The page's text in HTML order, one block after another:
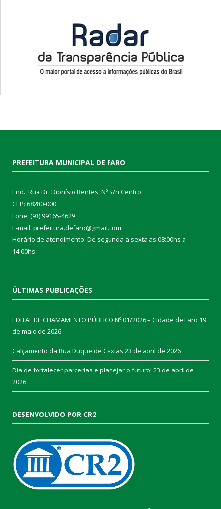
PREFEITURA MUNICIPAL DE FARO
End.: Rua Dr. Dionísio Bentes, Nº S/n Centro
CEP: 68280-000
Fone: (93) 99165-4629
E-mail: prefeitura.defaro@gmail.com
Horário de atendimento: De segunda a sexta as 08:00hs à
14:00hs
ÚLTIMAS PUBLICAÇÕES
EDITAL DE CHAMAMENTO PÚBLICO Nº 01/2026 – Cidade de Faro 19
de maio de 2026
Calçamento da Rua Duque de Caxias 23 de abril de 2026
Dia de fortalecer parcerias e planejar o futuro! 23 de abril de
2026
DESENVOLVIDO POR CR2